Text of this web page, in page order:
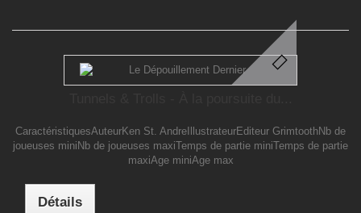
CaractéristiquesAuteurKen St. AndreIllustrateurEditeur GrimtoothNb de
joueuses miniNb de joueuses maxiTemps de partie miniTemps de partie
maxiAge miniAge max
Détails